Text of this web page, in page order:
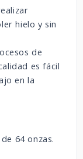
hielo y sin
de
es fácil
en la
64 onzas.